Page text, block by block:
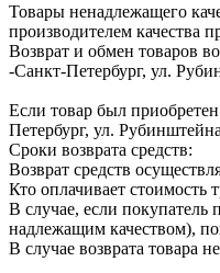
Товары ненадлежащего
производителем качества
Возврат и обмен товаров
-Санкт-Петербург, ул.
Если товар был
Петербург, ул.
Сроки возврата средств:
Возврат средств
Кто оплачивает стоимость
В случае, если покупатель
надлежащим качеством),
В случае возврата товара